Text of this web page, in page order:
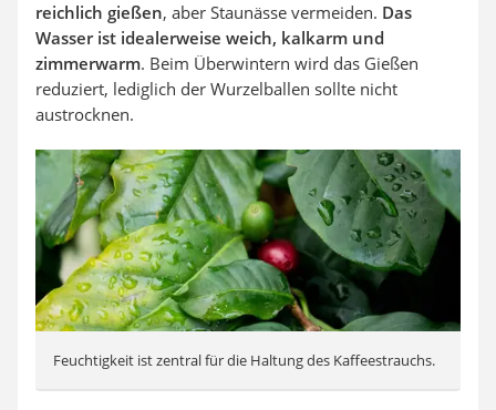
reichlich gießen, aber Staunässe vermeiden. Das
Wasser ist idealerweise weich, kalkarm und
zimmerwarm. Beim Überwintern wird das Gießen
reduziert, lediglich der Wurzelballen sollte nicht
austrocknen.
Feuchtigkeit ist zentral für die Haltung des Kaffeestrauchs.